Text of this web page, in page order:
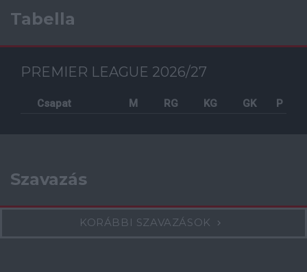
Tabella
PREMIER LEAGUE 2026/27
Csapat M RG KG GK P
Szavazás
KORÁBBI SZAVAZÁSOK